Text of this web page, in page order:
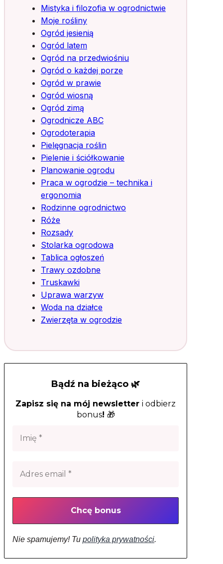
Mistyka i filozofia w ogrodnictwie
Moje rośliny
Ogród jesienią
Ogród latem
Ogród na przedwiośniu
Ogród o każdej porze
Ogród w prawie
Ogród wiosną
Ogród zimą
Ogrodnicze ABC
Ogrodoterapia
Pielęgnacja roślin
Pielenie i ściółkowanie
Planowanie ogrodu
Praca w ogrodzie – technika i
ergonomia
Rodzinne ogrodnictwo
Róże
Rozsady
Stolarka ogrodowa
Tablica ogłoszeń
Trawy ozdobne
Truskawki
Uprawa warzyw
Woda na działce
Zwierzęta w ogrodzie
Bądź na bieżąco 🌿
Zapisz się na mój newsletter i odbierz
bonus! 🎁
Nie spamujemy! Tu polityka prywatności.